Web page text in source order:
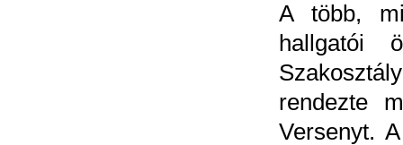
A több,
hallgatói
rendezte
Versenyt.